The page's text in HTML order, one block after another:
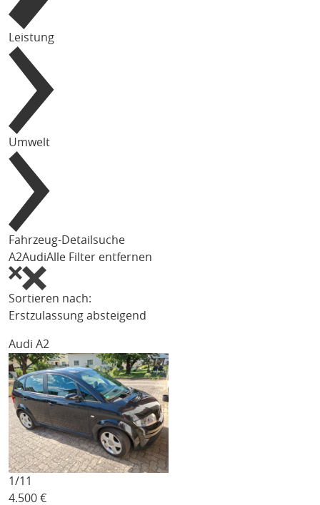
Leistung
Umwelt
Fahrzeug-Detailsuche
A2AudiAlle Filter entfernen
Sortieren nach:
Erstzulassung absteigend
Audi A2
1/11
4.500 €